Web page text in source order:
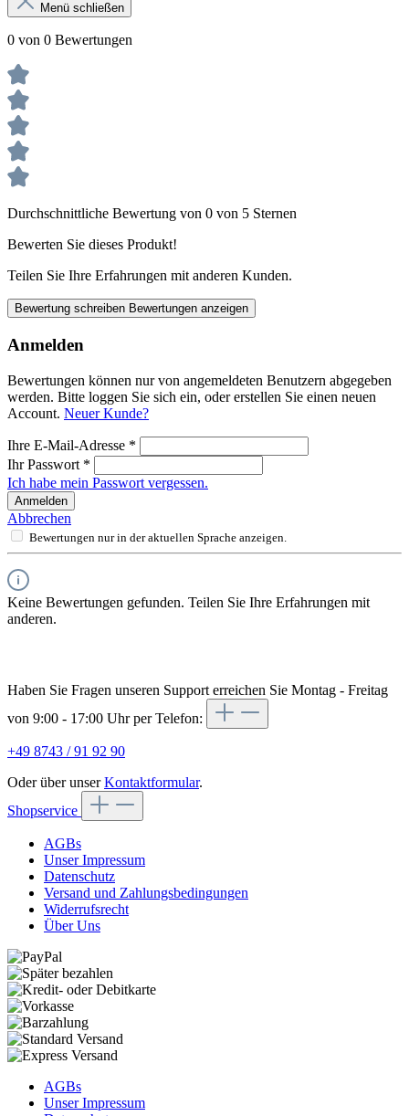
Menü schließen
0 von 0 Bewertungen
Durchschnittliche Bewertung von 0 von 5 Sternen
Bewerten Sie dieses Produkt!
Teilen Sie Ihre Erfahrungen mit anderen Kunden.
Bewertung schreiben Bewertungen anzeigen
Anmelden
Bewertungen können nur von angemeldeten Benutzern abgegeben
werden. Bitte loggen Sie sich ein, oder erstellen Sie einen neuen
Account. Neuer Kunde?
Ihre E-Mail-Adresse *
Ihr Passwort *
Ich habe mein Passwort vergessen.
Anmelden
Abbrechen
Bewertungen nur in der aktuellen Sprache anzeigen.
Keine Bewertungen gefunden. Teilen Sie Ihre Erfahrungen mit
anderen.
Haben Sie Fragen unseren Support erreichen Sie Montag - Freitag
von 9:00 - 17:00 Uhr per Telefon:
+49 8743 / 91 92 90
Oder über unserKontaktformular.
Shopservice
AGBs
Unser Impressum
Datenschutz
Versand und Zahlungsbedingungen
Widerrufsrecht
Über Uns
AGBs
Unser Impressum